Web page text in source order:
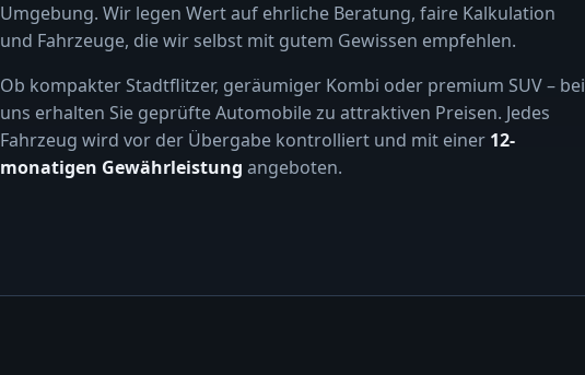
Umgebung. Wir legen Wert auf ehrliche Beratung, faire Kalkulation
und Fahrzeuge, die wir selbst mit gutem Gewissen empfehlen.
Ob kompakter Stadtflitzer, geräumiger Kombi oder premium SUV – bei
uns erhalten Sie geprüfte Automobile zu attraktiven Preisen. Jedes
Fahrzeug wird vor der Übergabe kontrolliert und mit einer 12-
monatigen Gewährleistung angeboten.